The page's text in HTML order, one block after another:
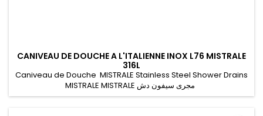
CANIVEAU DE DOUCHE A L'ITALIENNE INOX L76 MISTRALE
316L
Caniveau de Douche MISTRALE Stainless Steel Shower Drains